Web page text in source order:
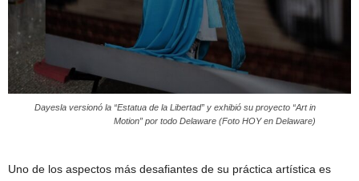
Dayesla versionó la “Estatua de la Libertad” y exhibió su proyecto “Art in
Motion” por todo Delaware (Foto HOY en Delaware)
Uno de los aspectos más desafiantes de su práctica artística es